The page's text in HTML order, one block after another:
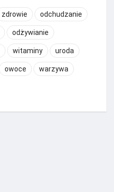
zdrowie odchudzanie
odżywianie
witaminy uroda
owoce warzywa